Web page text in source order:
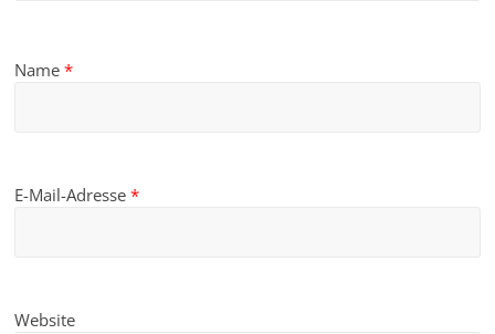
Name*
E-Mail-Adresse*
Website